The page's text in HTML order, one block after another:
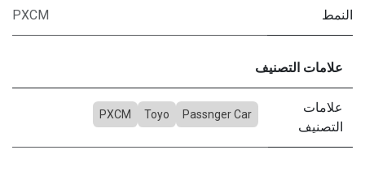
النمط PXCM
علامات التصنيف
علامات
التصنيف
Passnger Car
Toyo
PXCM